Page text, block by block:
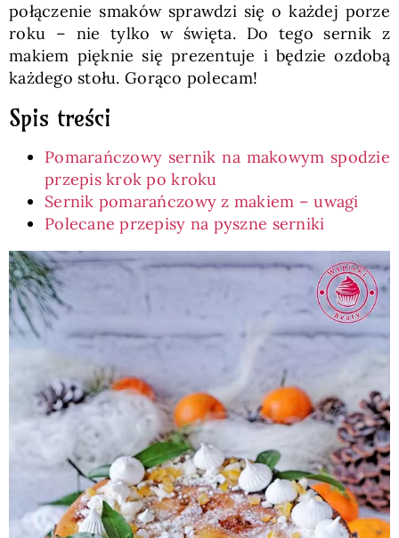
połączenie smaków sprawdzi się o każdej porze
roku – nie tylko w święta. Do tego sernik z
makiem pięknie się prezentuje i będzie ozdobą
każdego stołu. Gorąco polecam!
Spis treści
Pomarańczowy sernik na makowym spodzie
przepis krok po kroku
Sernik pomarańczowy z makiem – uwagi
Polecane przepisy na pyszne serniki